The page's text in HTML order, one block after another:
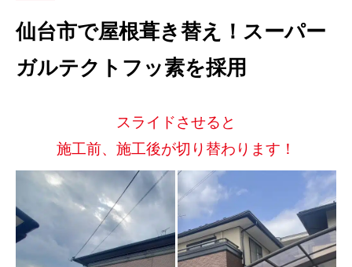
仙台市で屋根葺き替え！スーパー
ガルテクトフッ素を採用
スライドさせると
施工前、施工後が切り替わります！